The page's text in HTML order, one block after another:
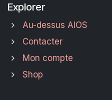
Explorer
Au-dessus AIOS
Contacter
Mon compte
Shop